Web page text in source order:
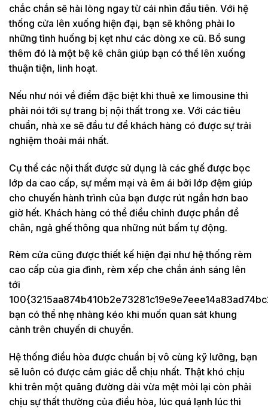
chắc chắn sẽ hài lòng ngay từ cái nhìn đầu tiên. Với hệ
thống cửa lên xuống hiện đại, bạn sẽ không phải lo
những tình huống bị kẹt như các dòng xe cũ. Bổ sung
thêm đó là một bệ kê chân giúp bạn có thể lên xuống
thuận tiện, linh hoạt.
Nếu như nói về điểm đặc biệt khi thuê xe limousine thì
phải nói tới sự trang bị nội thất trong xe. Với các tiêu
chuẩn, nhà xe sẽ đầu tư để khách hàng có được sự trải
nghiệm thoải mái nhất.
Cụ thể các nội thất được sử dụng là các ghế được bọc
lớp da cao cấp, sự mềm mại và êm ái bởi lớp đệm giúp
cho chuyến hành trình của bạn được rút ngắn hơn bao
giờ hết. Khách hàng có thể điều chỉnh được phần để
chân, ngả ghế thông qua những nút bấm tự động.
Rèm cửa cũng được thiết kế hiện đại như hệ thống rèm
cao cấp của gia đình, rèm xếp che chắn ánh sáng lên
tới
bạn có thể nhẹ nhàng kéo khi muốn quan sát khung
cảnh trên chuyến di chuyển.
Hệ thống điều hòa được chuẩn bị vô cùng kỹ lưỡng, bạn
sẽ luôn có được cảm giác dễ chịu nhất. Thật khó chịu
khi trên một quãng đường dài vừa mệt mỏi lại còn phải
chịu sự thất thường của điều hòa, lúc quá lạnh lúc thì